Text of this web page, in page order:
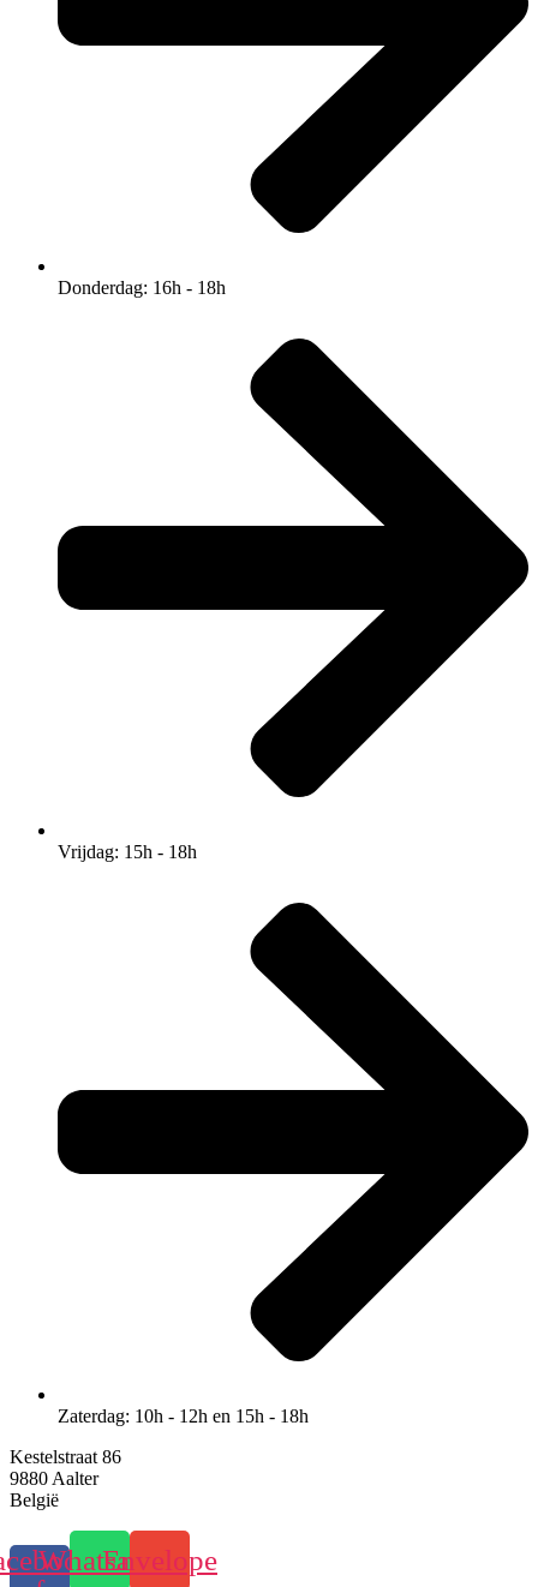
Donderdag: 16h - 18h
Vrijdag: 15h - 18h
Zaterdag: 10h - 12h en 15h - 18h
Kestelstraat 86
9880 Aalter
België
WhatsappEnvelope